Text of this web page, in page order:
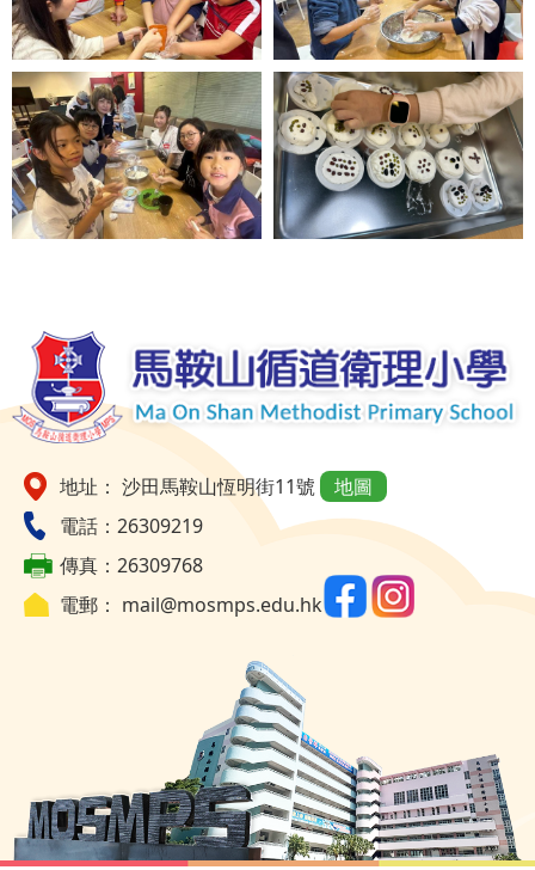
地址： 沙田馬鞍山恆明街11號
地圖
電話：26309219
傳真：26309768
電郵： mail@mosmps.edu.hk